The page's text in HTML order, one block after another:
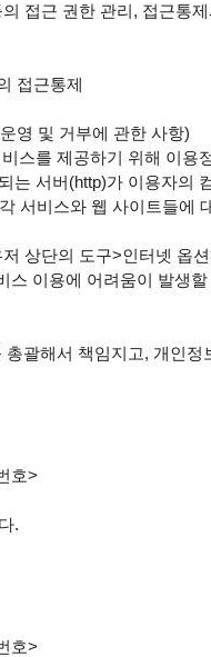
접근 권한 관리, 접근통
접근통제
영 및 거부에 관한 사항)
를 제공하기 위해 이용
서버(http)가 이용자의
서비스와 웹 사이트들에
상단의 도구>인터넷
스 이용에 어려움이 발생
괄해서 책임지고, 개인
호>
.
호>